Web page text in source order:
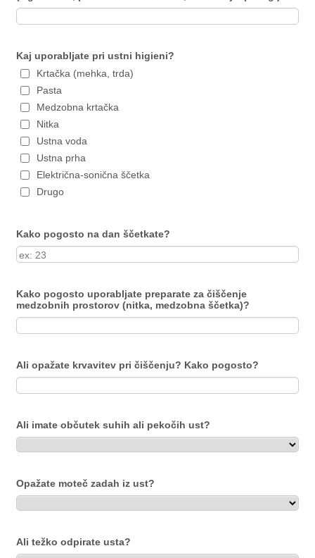
Kaj uporabljate pri ustni higieni?
Krtačka (mehka, trda)
Pasta
Medzobna krtačka
Nitka
Ustna voda
Ustna prha
Električna-sonična ščetka
Drugo
Kako pogosto na dan ščetkate?
Kako pogosto uporabljate preparate za čiščenje
medzobnih prostorov (nitka, medzobna ščetka)?
Ali opažate krvavitev pri čiščenju? Kako pogosto?
Ali imate občutek suhih ali pekočih ust?
Opažate moteč zadah iz ust?
Ali težko odpirate usta?